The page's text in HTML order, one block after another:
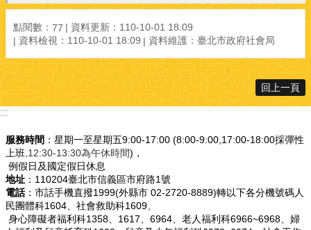
點閱數： 77
資料更新：110-10-01 18:09
資料檢視：110-10-01 18:09
資料維護：臺北市政府社會局
回上一頁
:::
服務時間 ：星期一至星期五9:00-17:00 (8:00-9:00,17:00-18:00採彈性
上班 ,12:30-13:30為午休時間)，
例假日及國定假日休息
地址 ：110204臺北市信義區市府路1號
電話：市話手機直撥1999(外縣市 02-2720-8889)轉以下各分機號碼人
民團體科1604、社會救助科1609、
身心障礙者福利科1358、1617、6964、老人福利科6966~6968、婦